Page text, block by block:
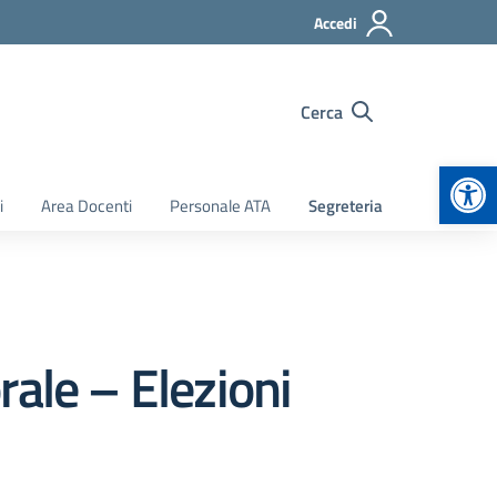
Accedi
Cerca
Area Docenti Personale ATA Segreteria
– Elezioni